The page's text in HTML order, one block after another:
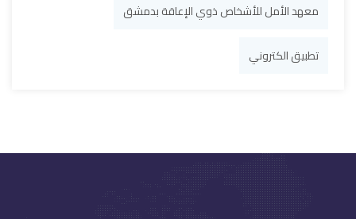
معهد الأمل للأشخاص ذوي الإعاقة بدمشق
تطبيق الكتروني